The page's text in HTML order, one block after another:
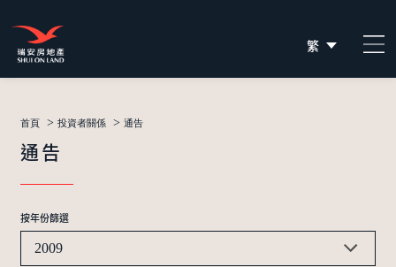
繁
简
首頁 > 投資者關係 > 通告
通告
按年份篩選
2009